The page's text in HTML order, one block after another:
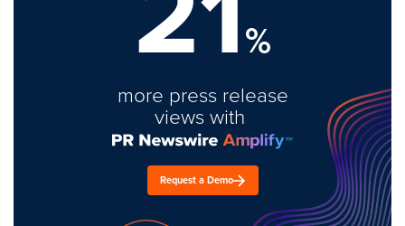
%
more press release
views with
Request a Demo